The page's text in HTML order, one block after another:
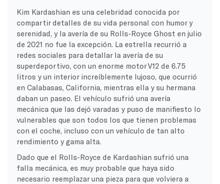
Kim Kardashian es una celebridad conocida por
compartir detalles de su vida personal con humor y
serenidad, y la avería de su Rolls-Royce Ghost en julio
de 2021 no fue la excepción. La estrella recurrió a
redes sociales para detallar la avería de su
superdeportivo, con un enorme motor V12 de 6.75
litros y un interior increíblemente lujoso, que ocurrió
en Calabasas, California, mientras ella y su hermana
daban un paseo. El vehículo sufrió una avería
mecánica que las dejó varadas y puso de manifiesto lo
vulnerables que son todos los que tienen problemas
con el coche, incluso con un vehículo de tan alto
rendimiento y gama alta.
Dado que el Rolls-Royce de Kardashian sufrió una
falla mecánica, es muy probable que haya sido
necesario reemplazar una pieza para que volviera a